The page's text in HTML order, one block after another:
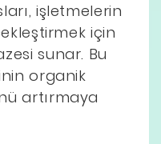
işletmelerin
için
sunar. Bu
organik
artırmaya